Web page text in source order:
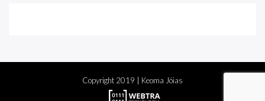
Copyright 2019 | Keoma Jóias